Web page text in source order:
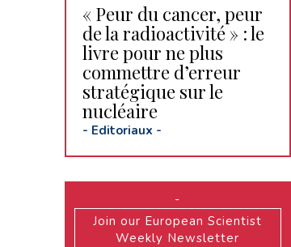
« Peur du cancer, peur
de la radioactivité » : le
livre pour ne plus
commettre d’erreur
stratégique sur le
nucléaire
- Editoriaux -
-
Join our European Scientist
Weekly Newsletter